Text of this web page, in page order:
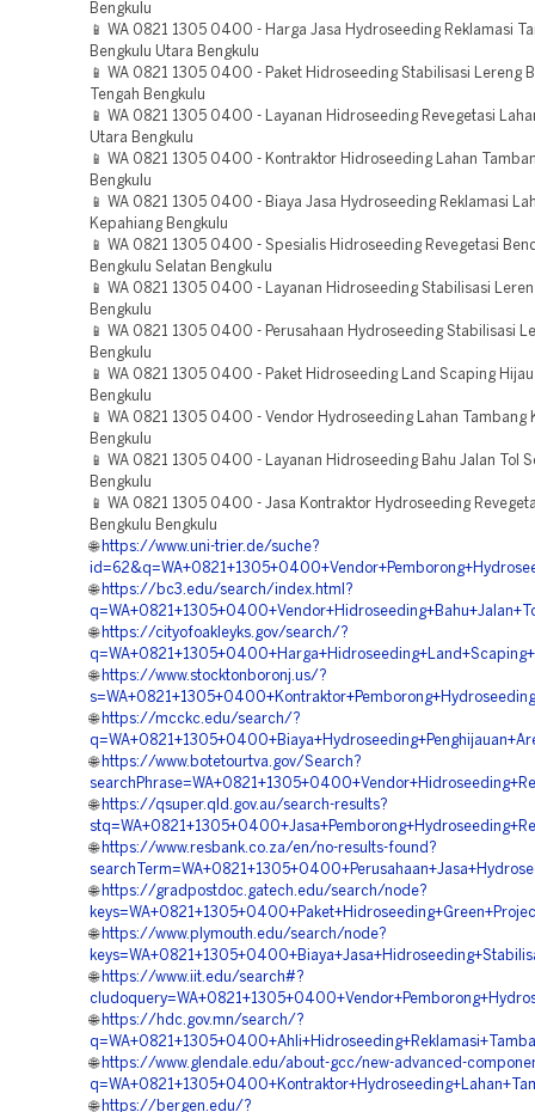
Bengkulu
📱 WA 0821 1305 0400 - Harga Jasa Hydroseeding Reklamasi
Bengkulu Utara Bengkulu
📱 WA 0821 1305 0400 - Paket Hidroseeding Stabilisasi Lereng
Tengah Bengkulu
📱 WA 0821 1305 0400 - Layanan Hidroseeding Revegetasi
Utara Bengkulu
📱 WA 0821 1305 0400 - Kontraktor Hidroseeding Lahan
Bengkulu
📱 WA 0821 1305 0400 - Biaya Jasa Hydroseeding Reklamasi
Kepahiang Bengkulu
📱 WA 0821 1305 0400 - Spesialis Hidroseeding Revegetasi
Bengkulu Selatan Bengkulu
📱 WA 0821 1305 0400 - Layanan Hidroseeding Stabilisasi
Bengkulu
📱 WA 0821 1305 0400 - Perusahaan Hydroseeding Stabilisasi
Bengkulu
📱 WA 0821 1305 0400 - Paket Hidroseeding Land Scaping
Bengkulu
📱 WA 0821 1305 0400 - Vendor Hydroseeding Lahan Tambang
Bengkulu
📱 WA 0821 1305 0400 - Layanan Hidroseeding Bahu Jalan Tol
Bengkulu
📱 WA 0821 1305 0400 - Jasa Kontraktor Hydroseeding
Bengkulu Bengkulu
🌐 https://www.uni-trier.de/suche?
🌐 https://bc3.edu/search/index.html?
🌐 https://cityofoakleyks.gov/search/?
🌐 https://www.stocktonboronj.us/?
🌐 https://mcckc.edu/search/?
🌐 https://www.botetourtva.gov/Search?
🌐 https://qsuper.qld.gov.au/search-results?
🌐 https://www.resbank.co.za/en/no-results-found?
🌐 https://gradpostdoc.gatech.edu/search/node?
🌐 https://www.plymouth.edu/search/node?
🌐 https://www.iit.edu/search#?
🌐 https://hdc.gov.mn/search/?
🌐 https://www.glendale.edu/about-gcc/new-advanced-
🌐 https://bergen.edu/?